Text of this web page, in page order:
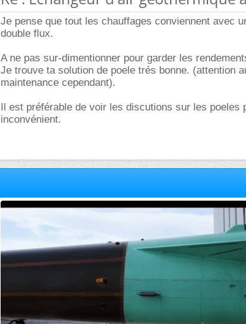
Je pense que tout les chauffages conviennent avec
double flux.
A ne pas sur-dimentionner pour garder les
Je trouve ta solution de poele trés bonne. (attention
maintenance cependant).
Il est préférable de voir les discutions sur les poeles
inconvénient.